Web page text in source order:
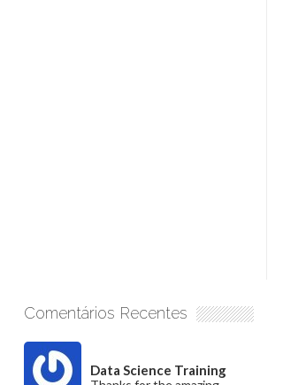
Comentários Recentes
Data Science Training